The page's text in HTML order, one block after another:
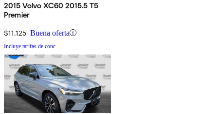
2015 Volvo XC60 2015.5 T5
Premier
$11,125 Buena oferta
Incluye tarifas de conc.